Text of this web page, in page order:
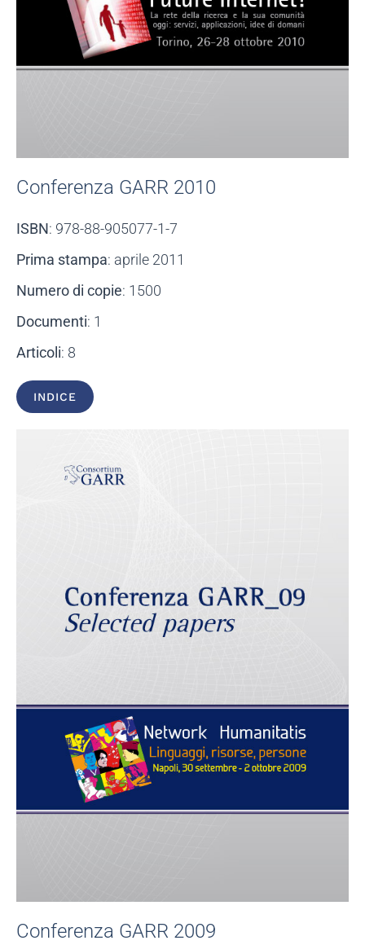
Conferenza GARR 2010
ISBN: 978-88-905077-1-7
Prima stampa: aprile 2011
Numero di copie: 1500
Documenti: 1
Articoli: 8
INDICE
Conferenza GARR 2009